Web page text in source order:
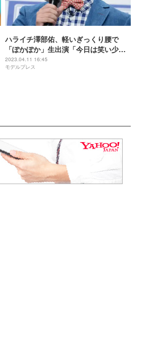
ハライチ澤部佑、軽いぎっくり腰で
「ぽかぽか」生出演「今日は笑い少な
めでお願いします」
2023.04.11 16:45
モデルプレス